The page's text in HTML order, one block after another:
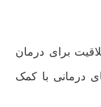
برای درمان
درمانی با کمک